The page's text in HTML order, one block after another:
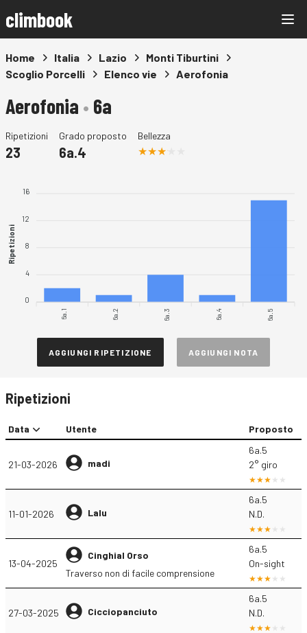
climbook
Home Italia Lazio
Monti Tiburtini
Scoglio Porcelli
Elenco vie Aerofonia
Aerofonia • 6a
Ripetizioni
23
Grado proposto
6a.4
Bellezza
16
12
8
4
0
Ripetizioni
6a.1 6a.2 6a.3 6a.4 6a.5
AGGIUNGI RIPETIZIONE AGGIUNGI NOTA
Ripetizioni
Data Utente Proposto
21-03-2026 madi
6a.5
2° giro
11-01-2026 Lalu
6a.5
N.D.
13-04-2025
Cinghial Orso
Traverso non di facile comprensione
6a.5
On-sight
27-03-2025 Cicciopanciuto
6a.5
N.D.